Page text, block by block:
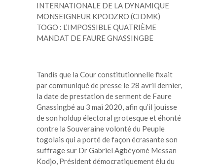
INTERNATIONALE DE LA DYNAMIQUE
MONSEIGNEUR KPODZRO (CIDMK)
TOGO : L’IMPOSSIBLE QUATRIÈME
MANDAT DE FAURE GNASSINGBE
Tandis que la Cour constitutionnelle fixait
par communiqué de presse le 28 avril dernier,
la date de prestation de serment de Faure
Gnassingbé au 3 mai 2020, afin qu’il jouisse
de son holdup électoral grotesque et éhonté
contre la Souveraine volonté du Peuple
togolais qui a porté de façon écrasante son
suffrage sur Dr Gabriel Agbéyomé Messan
Kodjo, Président démocratiquement élu du